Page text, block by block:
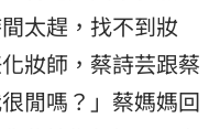
太趕，找不到妝
妝師，蔡詩芸跟蔡
閒嗎？」蔡媽媽回